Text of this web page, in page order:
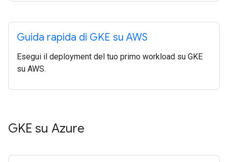
Guida rapida di GKE su AWS
Esegui il deployment del tuo primo workload su GKE
su AWS.
GKE su Azure